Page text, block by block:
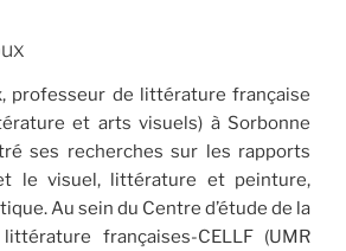
professeur de littérature française
et arts visuels) à Sorbonne
ses recherches sur les rapports
le visuel, littérature et peinture,
Au sein du Centre d’étude de la
françaises-CELLF (UMR